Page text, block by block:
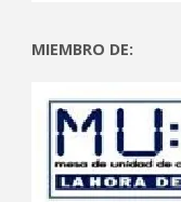
MIEMBRO DE: